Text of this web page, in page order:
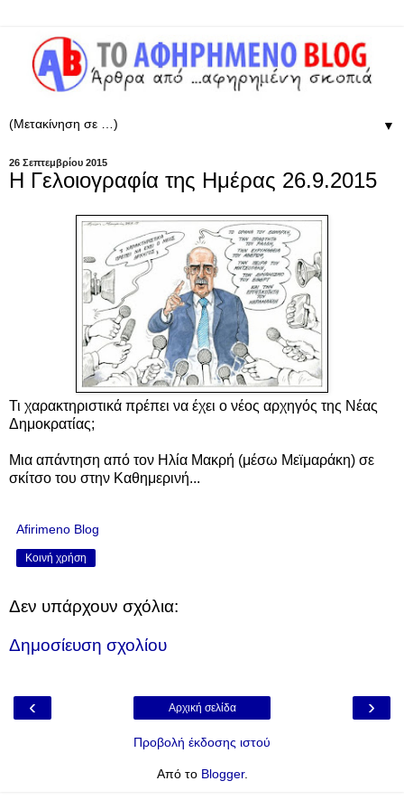
▼
26 Σεπτεμβρίου 2015
Η Γελοιογραφία της Ημέρας 26.9.2015
Τι χαρακτηριστικά πρέπει να έχει ο νέος αρχηγός της Νέας
Δημοκρατίας;
Μια απάντηση από τον Ηλία Μακρή (μέσω Μεϊμαράκη) σε
σκίτσο του στην Καθημερινή...
Afirimeno Blog
Κοινή χρήση
Δεν υπάρχουν σχόλια:
Δημοσίευση σχολίου
‹ ›
Αρχική σελίδα
Προβολή έκδοσης ιστού
Από το Blogger.